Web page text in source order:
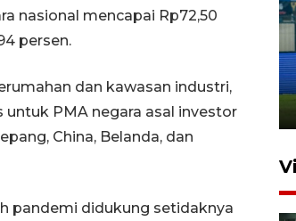
nasional mencapai Rp72,50
persen.
dan kawasan industri,
PMA negara asal investor
China, Belanda, dan
pandemi didukung setidaknya
latihan bela negara
2026 18:01